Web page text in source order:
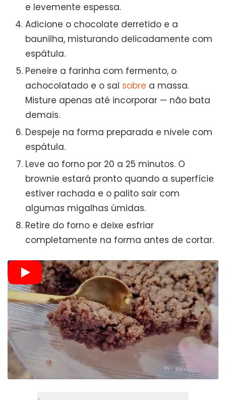
e levemente espessa.
Adicione o chocolate derretido e a
baunilha, misturando delicadamente com
espátula.
Peneire a farinha com fermento, o
achocolatado e o sal sobre a massa.
Misture apenas até incorporar — não bata
demais.
Despeje na forma preparada e nivele com
espátula.
Leve ao forno por 20 a 25 minutos. O
brownie estará pronto quando a superfície
estiver rachada e o palito sair com
algumas migalhas úmidas.
Retire do forno e deixe esfriar
completamente na forma antes de cortar.